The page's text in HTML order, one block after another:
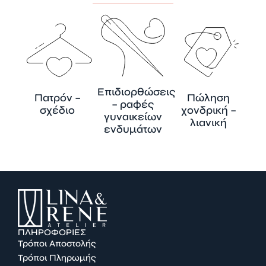
Πατρόν –
σχέδιο
Επιδιορθώσεις
– ραφές
γυναικείων
ενδυμάτων
Πώληση
χονδρική –
λιανική
ΠΛΗΡΟΦΟΡΙΕΣ
Τρόποι Αποστολής
Τρόποι Πληρωμής